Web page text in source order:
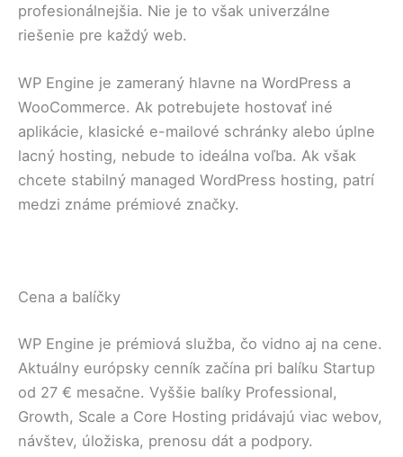
profesionálnejšia. Nie je to však univerzálne
riešenie pre každý web.
WP Engine je zameraný hlavne na WordPress a
WooCommerce. Ak potrebujete hostovať iné
aplikácie, klasické e-mailové schránky alebo úplne
lacný hosting, nebude to ideálna voľba. Ak však
chcete stabilný managed WordPress hosting, patrí
medzi známe prémiové značky.
Cena a balíčky
WP Engine je prémiová služba, čo vidno aj na cene.
Aktuálny európsky cenník začína pri balíku Startup
od 27 € mesačne. Vyššie balíky Professional,
Growth, Scale a Core Hosting pridávajú viac webov,
návštev, úložiska, prenosu dát a podpory.